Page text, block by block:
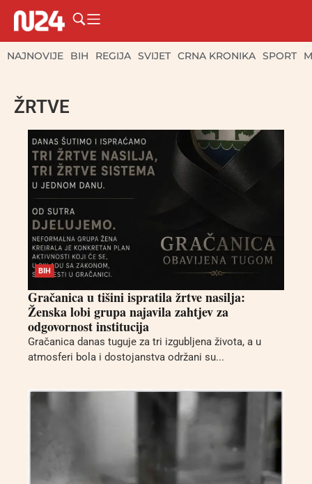
NAJNOVIJE BIH REGIJA SVIJET CRNA KRONIKA SPORT
ŽRTVE
BIH
Gračanica u tišini ispratila žrtve nasilja:
Ženska lobi grupa najavila zahtjev za
odgovornost institucija
Gračanica danas tuguje za tri izgubljena života, a u
atmosferi bola i dostojanstva održani su...